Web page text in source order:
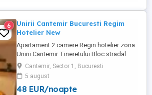
6
Unirii Cantemir Bucuresti Regim
Hotelier New
Apartament 2 camere Regin hotelier zona
Unirii Cantemir Tineretului Bloc stradal
pozitie buna, Strict ptr locuit. Detalii si
rezervari Tel Wapp Rog seriozitate
Cantemir, Sector 1, Bucuresti
5 august
48 EUR/noapte